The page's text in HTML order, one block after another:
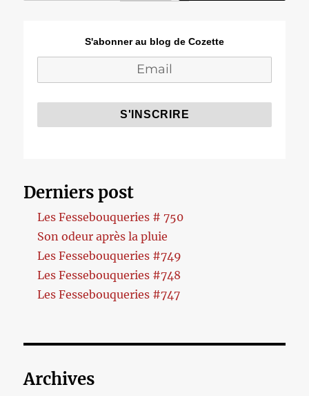
S'abonner au blog de Cozette
Derniers post
Les Fessebouqueries # 750
Son odeur après la pluie
Les Fessebouqueries #749
Les Fessebouqueries #748
Les Fessebouqueries #747
Archives